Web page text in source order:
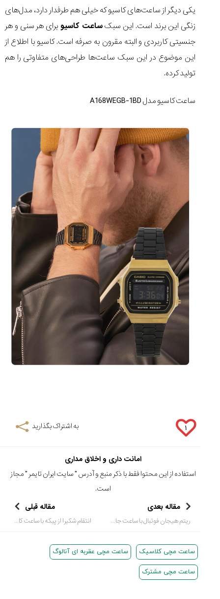
یکی دیگر از ساعت‌های کاسیو که خیلی هم طرفدار دارد، مدل‌های
زنگی این برند است. این سبکساعت کاسیو برای هر سنی و هر
جنسیتی کاربردی و البته مقرون به صرفه است. کاسیو با اطلاع از
این موضوع در این سبک ساعت‌ها طراحی‌های متفاوتی را هم
تولید کرده.
ساعت کاسیو مدل A168WEGB-1BD
۱ به اشتراک بگذارید
امانت داری و اخلاق مداری
استفاده از این محتوا فقط با ذکر منبع و آدرس "سایت ایران تایمر " مجاز
است.
مقاله بعدی
ریتم هیجان فوتبال با ساعت جام جهانی‌هابلوت
مقاله قبلی
انتقام شکیرا از پیکه با ساعت کاسیو
ساعت مچی کلاسیک ساعت مچی عقربه ای آنالوگ
ساعت مچی مشترک